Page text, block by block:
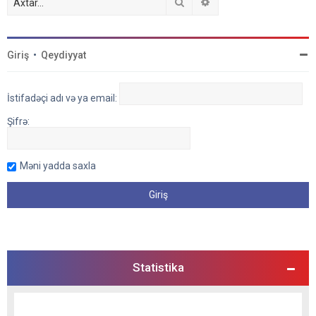
Giriş • Qeydiyyat
İstifadəçi adı və ya email:
Şifrə:
Məni yadda saxla
Statistika